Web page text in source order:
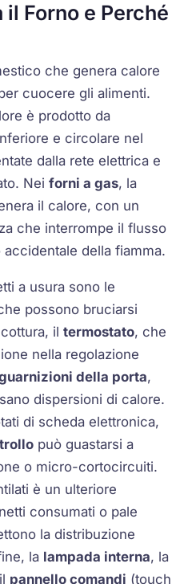
il Forno e Perché
che genera calore
cuocere gli alimenti.
è prodotto da
e circolare nel
dalla rete elettrica e
Neiforni a gas, la
il calore, con un
che interrompe il flusso
della fiamma.
a usura sono le
possono bruciarsi
cottura, iltermostato, che
nella regolazione
della porta,
dispersioni di calore.
di scheda elettronica,
può guastarsi a
o micro-cortocircuiti.
è un ulteriore
consumati o pale
la distribuzione
la lampada interna, la
pannello comandi (touch